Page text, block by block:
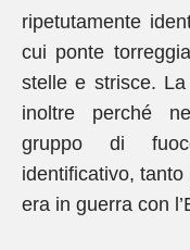
ripetutamente
cui ponte
stelle e strisce.
inoltre perché
gruppo di
identificativo,
era in guerra con